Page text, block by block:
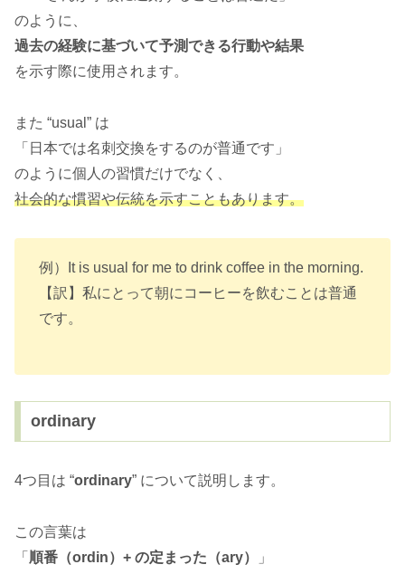
のように、
過去の経験に基づいて予測できる行動や結果
を示す際に使用されます。
また “usual” は
「日本では名刺交換をするのが普通です」
のように個人の習慣だけでなく、
社会的な慣習や伝統を示すこともあります。
例）It is usual for me to drink coffee in the morning.
【訳】私にとって朝にコーヒーを飲むことは普通
です。
ordinary
4つ目は “ordinary” について説明します。
この言葉は
「 順番（ordin）+ の定まった（ary）
」